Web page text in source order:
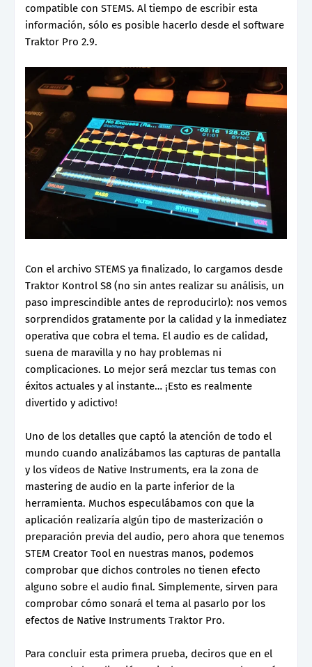
compatible con STEMS. Al tiempo de escribir esta
información, sólo es posible hacerlo desde el software
Traktor Pro 2.9.
Con el archivo STEMS ya finalizado, lo cargamos desde
Traktor Kontrol S8 (no sin antes realizar su análisis, un
paso imprescindible antes de reproducirlo): nos vemos
sorprendidos gratamente por la calidad y la inmediatez
operativa que cobra el tema. El audio es de calidad,
suena de maravilla y no hay problemas ni
complicaciones. Lo mejor será mezclar tus temas con
éxitos actuales y al instante… ¡Esto es realmente
divertido y adictivo!
Uno de los detalles que captó la atención de todo el
mundo cuando analizábamos las capturas de pantalla
y los vídeos de Native Instruments, era la zona de
mastering de audio en la parte inferior de la
herramienta. Muchos especulábamos con que la
aplicación realizaría algún tipo de masterización o
preparación previa del audio, pero ahora que tenemos
STEM Creator Tool en nuestras manos, podemos
comprobar que dichos controles no tienen efecto
alguno sobre el audio final. Simplemente, sirven para
comprobar cómo sonará el tema al pasarlo por los
efectos de Native Instruments Traktor Pro.
Para concluir esta primera prueba, deciros que en el